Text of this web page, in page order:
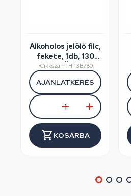
Alkoholos jelölő filc,
fekete, 1db, 130
mm, HÖGERT
•Cikkszám: HT3B780
AJÁNLATKÉRÉS
KOSÁRBA